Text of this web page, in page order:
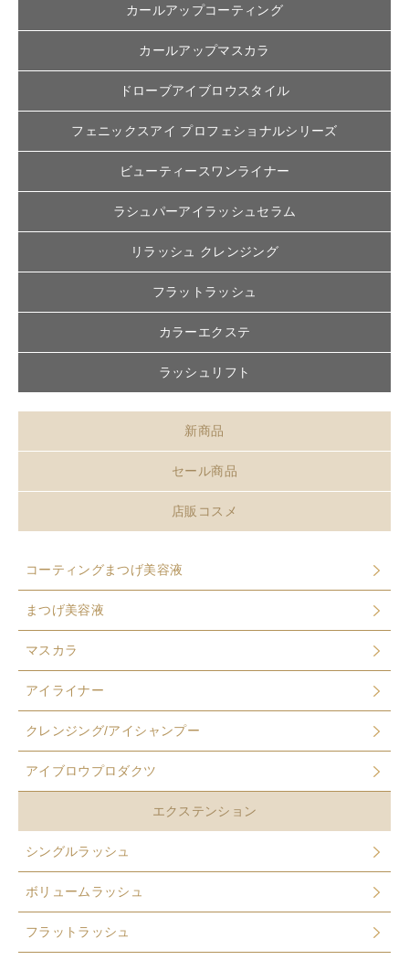
カールアップコーティング
カールアップマスカラ
ドローブアイブロウスタイル
フェニックスアイ プロフェショナルシリーズ
ビューティースワンライナー
ラシュパーアイラッシュセラム
リラッシュ クレンジング
フラットラッシュ
カラーエクステ
ラッシュリフト
新商品
セール商品
店販コスメ
コーティングまつげ美容液
まつげ美容液
マスカラ
アイライナー
クレンジング/アイシャンプー
アイブロウプロダクツ
エクステンション
シングルラッシュ
ボリュームラッシュ
フラットラッシュ